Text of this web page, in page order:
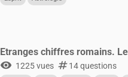
Etranges chiffres romains.
visibility 1225 vues numbers14 questions